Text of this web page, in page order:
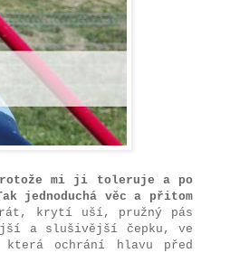
mi ji toleruje a po
jednoduchá věc a přitom
krytí uší, pružný pás
a slušivější čepku, ve
která ochrání hlavu před